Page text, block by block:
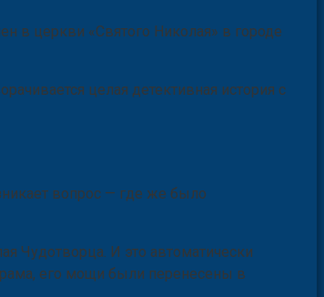
в церкви «Святого Николая» в городе
целая детективная история с
вопрос — где же было
Чудотворца. И это автоматически
его мощи были перенесены в